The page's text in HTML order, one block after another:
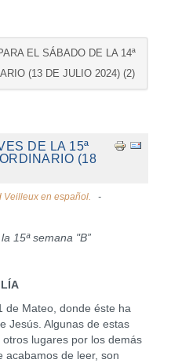
EL SÁBADO DE LA 14ª
(13 DE JULIO 2024) (2)
DE LA 15ª
(18
Veilleux en español.
15ª semana "B”
de Mateo, donde éste ha
Jesús. Algunas de estas
lugares por los demás
acabamos de leer, son